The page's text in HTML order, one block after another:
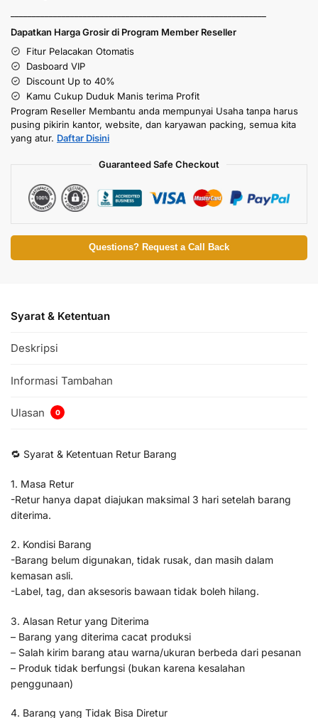
Dapatkan Harga Grosir di Program Member Reseller
Fitur Pelacakan Otomatis
Dasboard VIP
Discount Up to 40%
Kamu Cukup Duduk Manis terima Profit
Program Reseller Membantu anda mempunyai Usaha tanpa harus
pusing pikirin kantor, website, dan karyawan packing, semua kita
yang atur. Daftar Disini
Guaranteed Safe Checkout
Questions? Request a Call Back
Syarat & Ketentuan
Deskripsi
Informasi Tambahan
Ulasan 0
🔁 Syarat & Ketentuan Retur Barang
1. Masa Retur
-Retur hanya dapat diajukan maksimal 3 hari setelah barang
diterima.
2. Kondisi Barang
-Barang belum digunakan, tidak rusak, dan masih dalam
kemasan asli.
-Label, tag, dan aksesoris bawaan tidak boleh hilang.
3. Alasan Retur yang Diterima
– Barang yang diterima cacat produksi
– Salah kirim barang atau warna/ukuran berbeda dari pesanan
– Produk tidak berfungsi (bukan karena kesalahan
penggunaan)
4. Barang yang Tidak Bisa Diretur